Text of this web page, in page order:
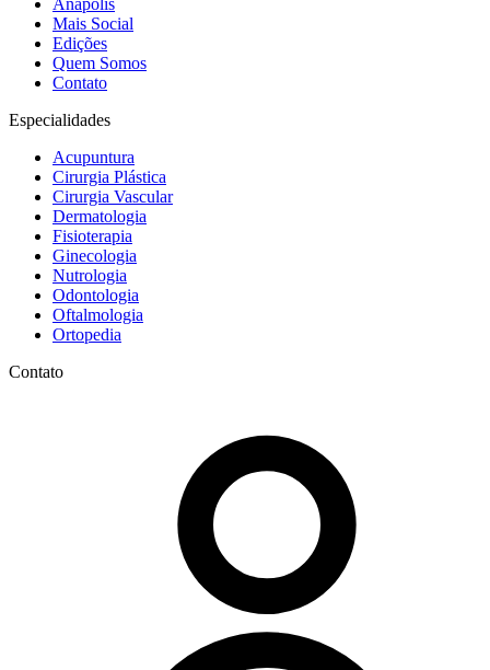
Anápolis
Mais Social
Edições
Quem Somos
Contato
Especialidades
Acupuntura
Cirurgia Plástica
Cirurgia Vascular
Dermatologia
Fisioterapia
Ginecologia
Nutrologia
Odontologia
Oftalmologia
Ortopedia
Contato